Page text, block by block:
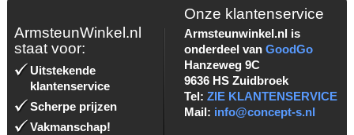
ArmsteunWinkel.nl
staat voor:
Uitstekende
klantenservice
Scherpe prijzen
Vakmanschap!
Onze klantenservice
Armsteunwinkel.nl is
onderdeel van GoodGo
Hanzeweg 9C
9636 HS Zuidbroek
Tel: ZIE KLANTENSERVICE
Mail: info@concept-s.nl